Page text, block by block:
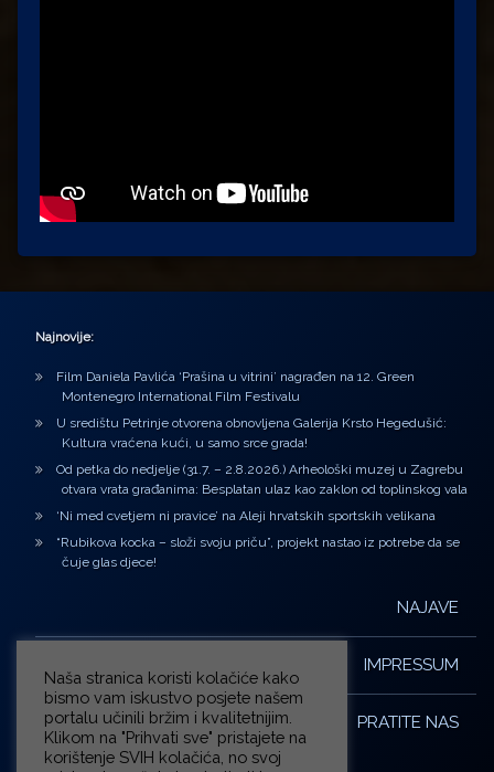
Najnovije:
Film Daniela Pavlića ‘Prašina u vitrini’ nagrađen na 12. Green
Montenegro International Film Festivalu
U središtu Petrinje otvorena obnovljena Galerija Krsto Hegedušić:
Kultura vraćena kući, u samo srce grada!
Od petka do nedjelje (31.7. – 2.8.2026.) Arheološki muzej u Zagrebu
otvara vrata građanima: Besplatan ulaz kao zaklon od toplinskog vala
‘Ni med cvetjem ni pravice’ na Aleji hrvatskih sportskih velikana
“Rubikova kocka – složi svoju priču”, projekt nastao iz potrebe da se
čuje glas djece!
NAJAVE
IMPRESSUM
PRATITE NAS
Naša stranica koristi kolačiće kako
bismo vam iskustvo posjete našem
portalu učinili bržim i kvalitetnijim.
Klikom na "Prihvati sve" pristajete na
korištenje SVIH kolačića, no svoj